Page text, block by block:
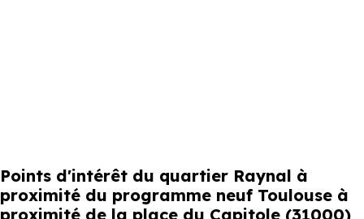
Points d'intérêt du quartier Raynal à
proximité du programme neuf Toulouse à
proximité de la place du Capitole (31000)